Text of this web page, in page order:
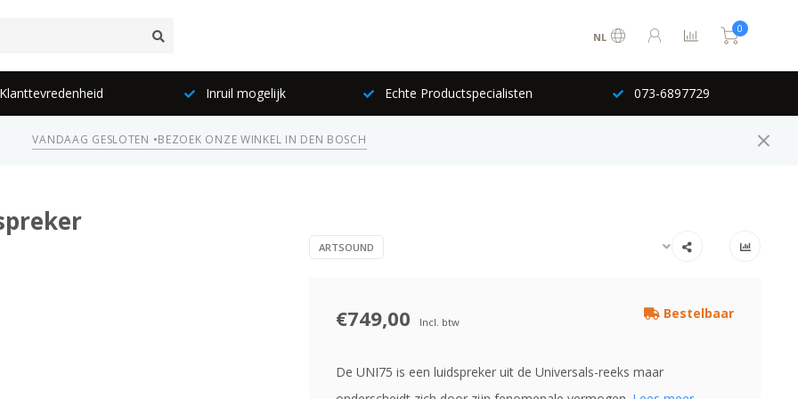
NL
0
Inruil mogelijk Echte Productspecialisten 073-6897729
VANDAAG GESLOTEN •BEZOEK ONZE WINKEL IN DEN BOSCH
ARTSOUND
€749,00 Incl. btw
Bestelbaar
De UNI75 is een luidspreker uit de Universals-reeks maar